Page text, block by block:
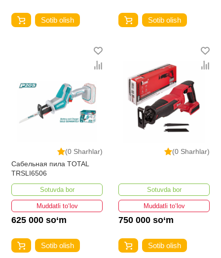
Sotib olish Sotib olish
(0 Sharhlar)
Сабельная пила TOTAL
TRSLI6506
Sotuvda bor
Muddatli to‘lov
625 000 so‘m
Sotib olish
(0 Sharhlar)
Sotuvda bor
Muddatli to‘lov
750 000 so‘m
Sotib olish